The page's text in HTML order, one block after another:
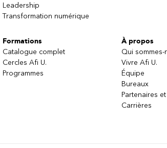
Leadership
Transformation numérique
Formations
Catalogue complet
Cercles Afi U.
Programmes
À propos
Qui sommes-
Vivre Afi U.
Équipe
Bureaux
Partenaires
Carrières